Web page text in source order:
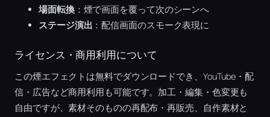
場面転換：煙で画面を覆って次のシーンへ
ステージ演出 ：配信画面のスモーク表現に
ライセンス・商用利用について
この煙エフェクトは無料でダウンロードでき、YouTube・配
信・広告など商用利用も可能です。加工・編集・色変更も
自由ですが、素材そのものの再配布・再販売、自作素材と